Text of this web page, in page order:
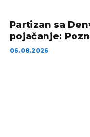
Partizan sa
pojačanje:
06.08.2026